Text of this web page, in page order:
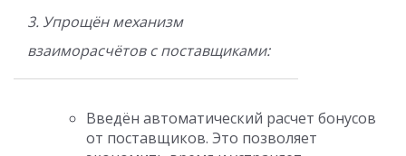
3. Упрощён механизм
взаиморасчётов с поставщиками:
Введён автоматический расчет бонусов
от поставщиков. Это позволяет